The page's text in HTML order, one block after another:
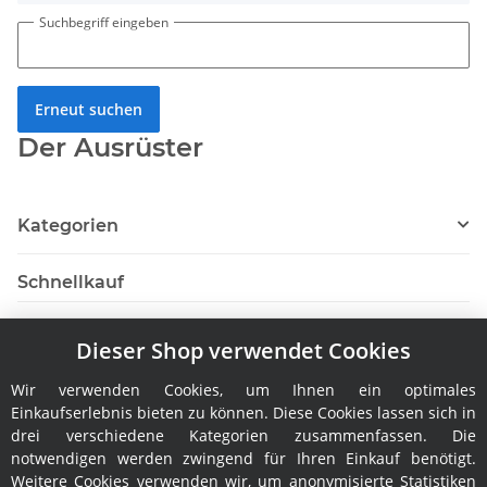
Suchbegriff eingeben
Erneut suchen
Der Ausrüster
Kategorien
Schnellkauf
Hersteller
Dieser Shop verwendet Cookies
Wir verwenden Cookies, um Ihnen ein optimales
Einkaufserlebnis bieten zu können. Diese Cookies lassen sich in
drei verschiedene Kategorien zusammenfassen. Die
notwendigen werden zwingend für Ihren Einkauf benötigt.
Weitere Cookies verwenden wir, um anonymisierte Statistiken